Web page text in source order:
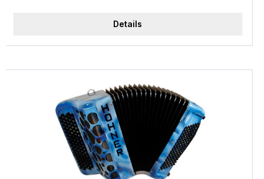
Töne, 70 Knöpfe in 4-Reihen C-Griff III-chörig
Bassknöpfe, IV-chöriger Bass 3 Bassregister
Details